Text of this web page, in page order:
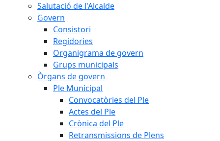
Salutació de l'Alcalde
Govern
Consistori
Regidories
Organigrama de govern
Grups municipals
Òrgans de govern
Ple Municipal
Convocatòries del Ple
Actes del Ple
Crònica del Ple
Retransmissions de Plens